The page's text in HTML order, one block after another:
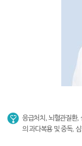
응급처치, 뇌혈관질환,
의 과다복용 및 중독,